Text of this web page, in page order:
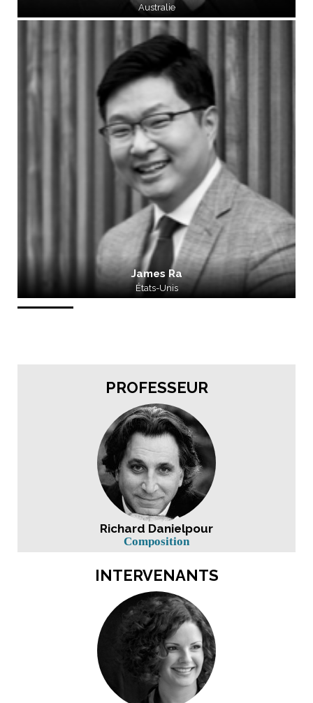
Australie
James Ra
États-Unis
PROFESSEUR
Richard Danielpour
Composition
INTERVENANTS